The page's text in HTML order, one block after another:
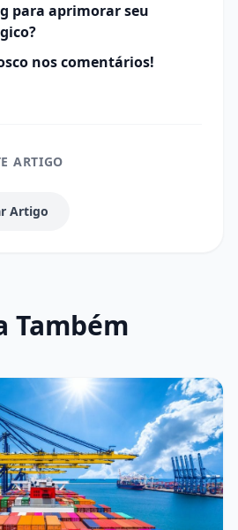
para aprimorar seu
nos comentários!
ARTIGO
Artigo
Também